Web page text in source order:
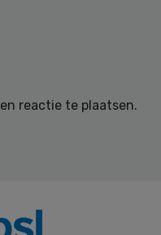
reactie te plaatsen.